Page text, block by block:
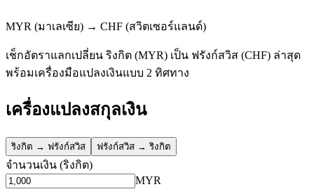
MYR (มาเลเซีย) → CHF (สวิตเซอร์แลนด์)
เช็กอัตราแลกเปลี่ยน ริงกิต (MYR) เป็น ฟรังก์สวิส (CHF) ล่าสุด
พร้อมเครื่องมือแปลงเงินแบบ 2 ทิศทาง
เครื่องแปลงสกุลเงิน
ริงกิต → ฟรังก์สวิส ฟรังก์สวิส → ริงกิต
จำนวนเงิน (ริงกิต)
MYR